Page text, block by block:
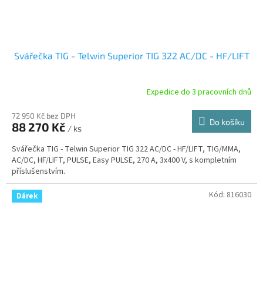
Svářečka TIG - Telwin Superior TIG 322 AC/DC - HF/LIFT
Expedice do 3 pracovních dnů
72 950 Kč bez DPH
88 270 Kč / ks
Do košíku
Svářečka TIG - Telwin Superior TIG 322 AC/DC - HF/LIFT, TIG/MMA,
AC/DC, HF/LIFT, PULSE, Easy PULSE, 270 A, 3x400 V, s kompletním
příslušenstvím.
Dárek Kód: 816030